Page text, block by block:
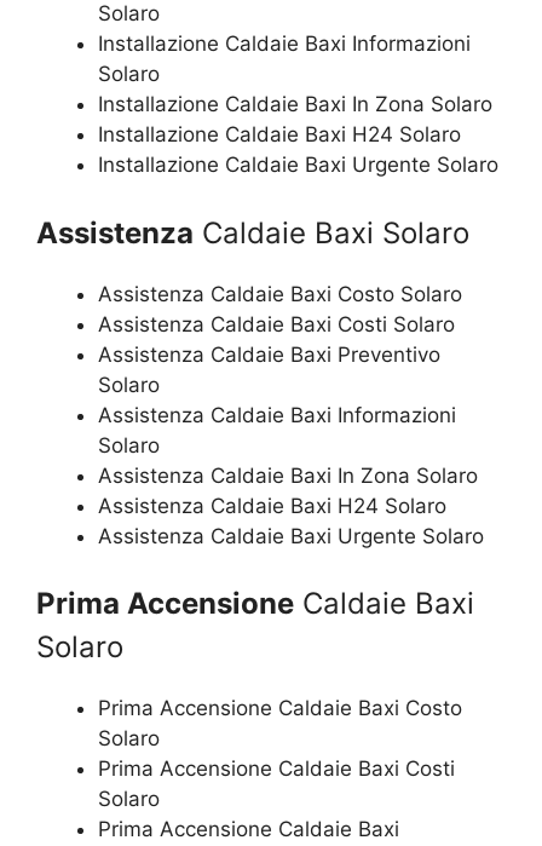
Solaro
Installazione Caldaie Baxi Informazioni
Solaro
Installazione Caldaie Baxi In Zona Solaro
Installazione Caldaie Baxi H24 Solaro
Installazione Caldaie Baxi Urgente Solaro
Assistenza Caldaie Baxi Solaro
Assistenza Caldaie Baxi Costo Solaro
Assistenza Caldaie Baxi Costi Solaro
Assistenza Caldaie Baxi Preventivo
Solaro
Assistenza Caldaie Baxi Informazioni
Solaro
Assistenza Caldaie Baxi In Zona Solaro
Assistenza Caldaie Baxi H24 Solaro
Assistenza Caldaie Baxi Urgente Solaro
Prima Accensione Caldaie Baxi
Solaro
Prima Accensione Caldaie Baxi Costo
Solaro
Prima Accensione Caldaie Baxi Costi
Solaro
Prima Accensione Caldaie Baxi